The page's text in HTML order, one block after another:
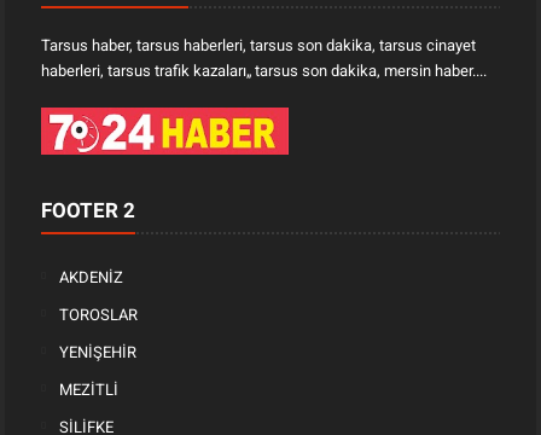
Tarsus haber, tarsus haberleri, tarsus son dakika, tarsus cinayet
haberleri, tarsus trafik kazaları„ tarsus son dakika, mersin haber....
FOOTER 2
AKDENİZ
TOROSLAR
YENİŞEHİR
MEZİTLİ
SİLİFKE